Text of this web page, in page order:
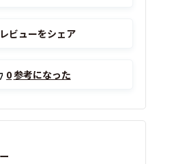
レビューをシェア
0参考になった